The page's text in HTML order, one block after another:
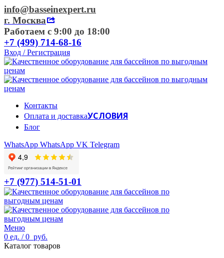
info@basseinexpert.ru
г. Москва
Работаем с 9:00 до 18:00
+7 (499) 714-68-16
Вход / Регистрация
Контакты
Оплата и доставкаУСЛОВИЯ
Блог
WhatsApp WhatsApp VK Telegram
+7 (977) 514-51-01
Меню
0 ед. / 0 руб.
Каталог товаров